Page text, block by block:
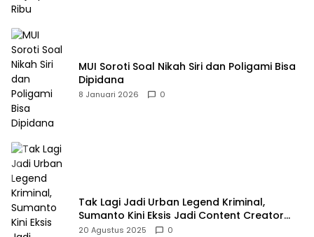
MUI Soroti Soal Nikah Siri dan Poligami Bisa
Dipidana
8 Januari 2026 0
Tak Lagi Jadi Urban Legend Kriminal,
Sumanto Kini Eksis Jadi Content Creator
Mukbang
20 Agustus 2025 0